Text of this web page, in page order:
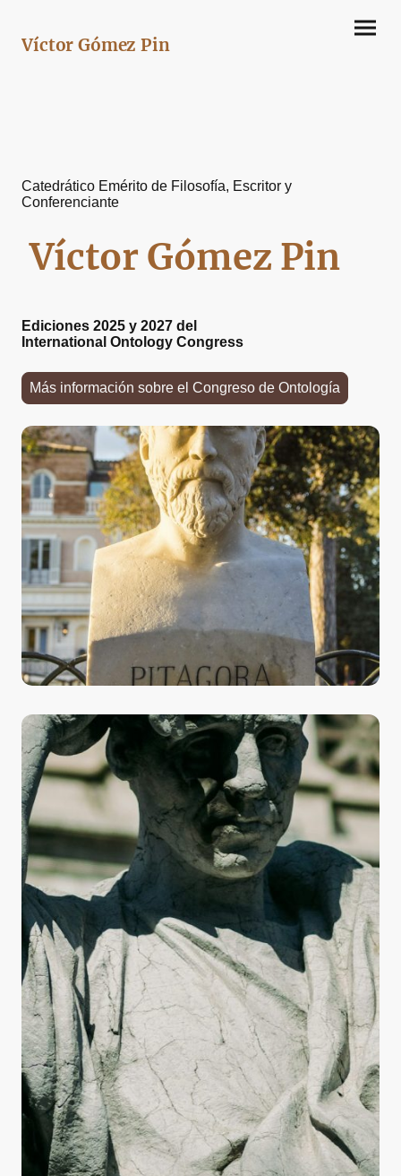
Víctor Gómez Pin
Catedrático Emérito de Filosofía, Escritor y
Conferenciante
Víctor Gómez Pin
Ediciones 2025 y 2027 del
International Ontology Congress
Más información sobre el Congreso de Ontología